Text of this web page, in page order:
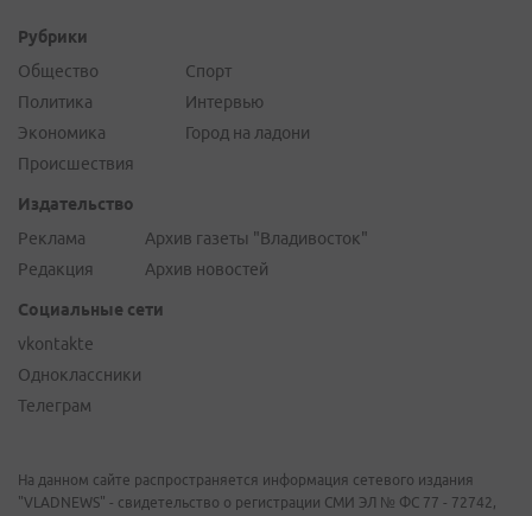
Рубрики
Общество
Политика
Экономика
Происшествия
Спорт
Интервью
Город на ладони
Издательство
Реклама
Редакция
Архив газеты "Владивосток"
Архив новостей
Социальные сети
vkontakte
Одноклассники
Телеграм
На данном сайте распространяется информация сетевого издания
"VLADNEWS" - свидетельство о регистрации СМИ ЭЛ № ФС 77 - 72742,